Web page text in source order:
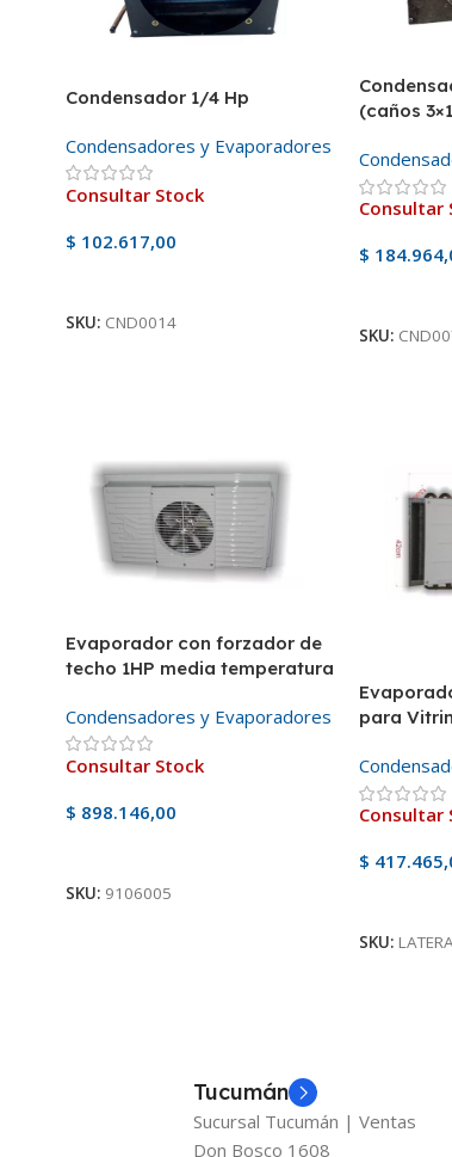
Condensador 1/4 Hp
Condensadores y Evaporadores
Consultar Stock
$ 102.617,00
SKU: CND0014
(caños
Consultar
$
SKU:
Evaporador con forzador de
techo 1HP media temperatura
Condensadores y Evaporadores
Consultar Stock
$ 898.146,00
SKU: 9106005
para
Consultar
$
SKU:
Tucumán
Sucursal Tucumán | Ventas
Don Bosco 1608